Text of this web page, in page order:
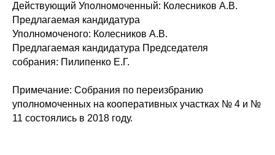
Действующий Уполномоченный: Колесников А.В.
Предлагаемая кандидатура
Уполномоченого: Колесников А.В.
Предлагаемая кандидатура Председателя
собрания: Пилипенко Е.Г.
Примечание: Собрания по переизбранию
уполномоченных на кооперативных участках № 4 и №
11 состоялись в 2018 году.